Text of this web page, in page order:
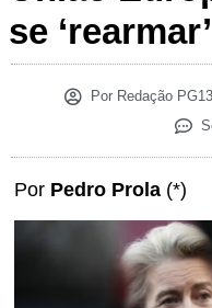
se ‘rearmar’
PorRedação PG13
Por Pedro Prola (*)